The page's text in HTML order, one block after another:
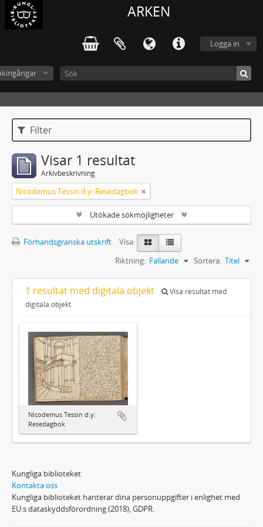
ARKEN
Logga in
Filter
Visar 1 resultat
Arkivbeskrivning
Nicodemus Tessin d.y: Resedagbok
Utökade sökmöjligheter
Förhandsgranska utskrift
Visa:
Sortera: Titel
Riktning: Fallande
1 resultat med digitala objekt
Visa resultat med
digitala objekt
Nicodemus Tessin d.y:
Resedagbok
Kungliga biblioteket
Kontakta oss
Kungliga biblioteket hanterar dina personuppgifter i enlighet med
EU:s dataskyddsförordning (2018), GDPR.